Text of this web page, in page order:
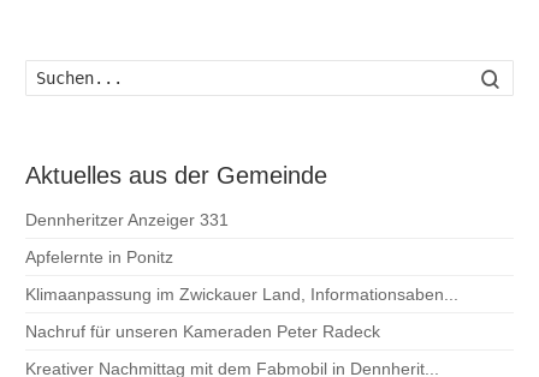
Aktuelles aus der Gemeinde
Dennheritzer Anzeiger 331
Apfelernte in Ponitz
Klimaanpassung im Zwickauer Land, Informationsaben...
Nachruf für unseren Kameraden Peter Radeck
Kreativer Nachmittag mit dem Fabmobil in Dennherit...